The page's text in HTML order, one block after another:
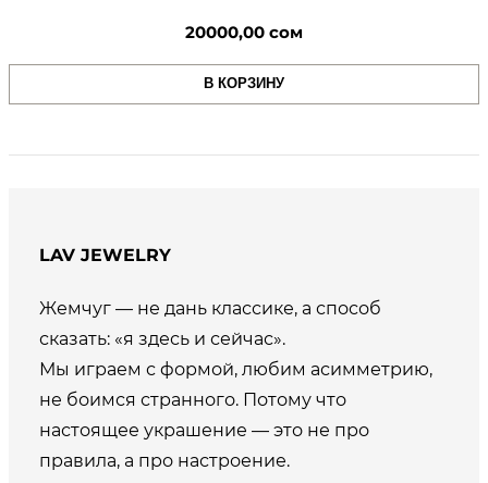
20000,00 сом
В КОРЗИНУ
LAV JEWELRY
Жемчуг — не дань классике, а способ
сказать: «я здесь и сейчас».
Мы играем с формой, любим асимметрию,
не боимся странного. Потому что
настоящее украшение — это не про
правила, а про настроение.